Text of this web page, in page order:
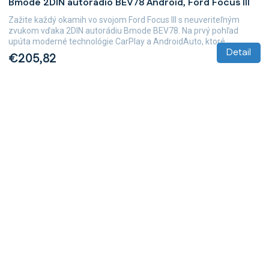
€205,82 Detail
Zažite každý okamih vo svojom Ford Focus III s neuveriteľným
zvukom vďaka 2DIN autorádiu Bmode BEV78. Na prvý pohľad
upúta moderné technológie CarPlay a AndroidAuto, ktoré...